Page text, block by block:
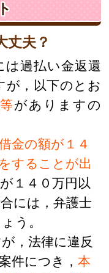
丈夫？
は過払い金返還
が，以下のとお
がありますの
金の額が１４
することが出
１４０万円以
には，弁護士
う。
，法律に違反
件につき，本